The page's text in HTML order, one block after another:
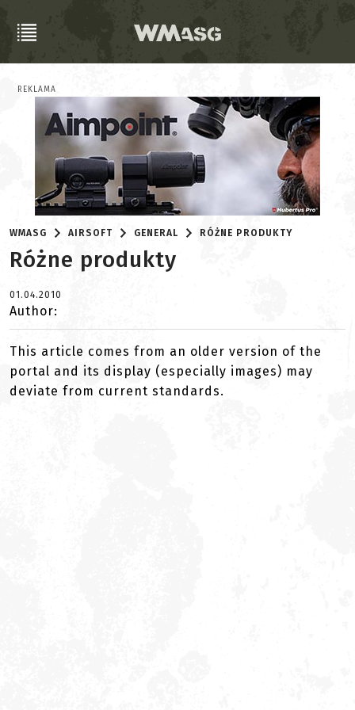
REKLAMA
WMASG AIRSOFT GENERAL RÓŻNE PRODUKTY
Różne produkty
01.04.2010
Author:
This article comes from an older version of the
portal and its display (especially images) may
deviate from current standards.